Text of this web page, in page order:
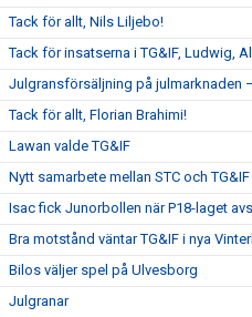
Tack för allt, Nils Liljebo!
Tack för insatserna i TG&IF, Ludwig,
Julgransförsäljning på julmarknaden
Tack för allt, Florian Brahimi!
Lawan valde TG&IF
Nytt samarbete mellan STC och
Isac fick Junorbollen när P18-laget
Bra motstånd väntar TG&IF i nya
Bilos väljer spel på Ulvesborg
Julgranar